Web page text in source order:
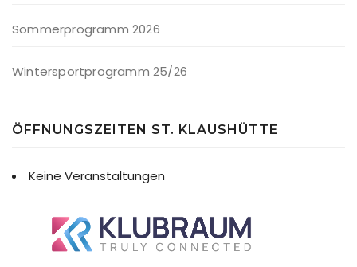
Sommerprogramm 2026
Wintersportprogramm 25/26
ÖFFNUNGSZEITEN ST. KLAUSHÜTTE
Keine Veranstaltungen